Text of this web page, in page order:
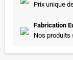
Prix unique
Fabrication
Nos produits